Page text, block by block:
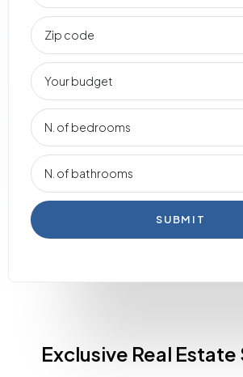
SUBMIT
Exclusive Real